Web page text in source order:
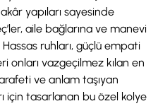
yapıları sayesinde
aile bağlarına ve manevi
ruhları, güçlü empati
onları vazgeçilmez kılan en
ve anlam taşıyan
için tasarlanan bu özel kolye